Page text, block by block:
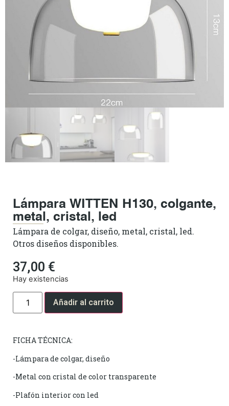
Lámpara WITTEN H130, colgante,
metal, cristal, led
Lámpara de colgar, diseño, metal, cristal, led.
Otros diseños disponibles.
37,00 €
Hay existencias
Añadir al carrito
FICHA TÉCNICA:
-Lámpara de colgar, diseño
-Metal con cristal de color transparente
-Plafón interior con led